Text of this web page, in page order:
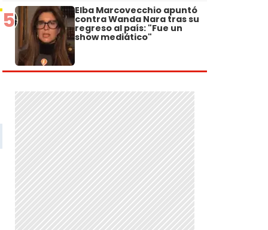
5 Elba Marcovecchio apuntó
contra Wanda Nara tras su
regreso al país: "Fue un
show mediático"